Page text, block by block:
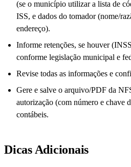
(se o município utilizar a lista de
ISS, e dados do tomador (nome/
endereço).
Informe retenções, se houver
conforme legislação municipal e
Revise todas as informações e
Gere e salve o arquivo/PDF da
autorização (com número e chave
contábeis.
Dicas Adicionais